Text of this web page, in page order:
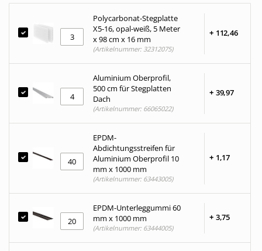
Polycarbonat-Stegplatte
X5-16, opal-weiß, 5 Meter
x 98 cm x 16 mm
+ 112,46
(Artikelnummer: 32312075)
Aluminium Oberprofil,
500 cm für Stegplatten
Dach
+ 39,97
(Artikelnummer: 66065022)
EPDM-
Abdichtungsstreifen für
Aluminium Oberprofil 10
mm x 1000 mm
+ 1,17
(Artikelnummer: 63443005)
EPDM-Unterleggummi 60
mm x 1000 mm
+ 3,75
(Artikelnummer: 63444005)